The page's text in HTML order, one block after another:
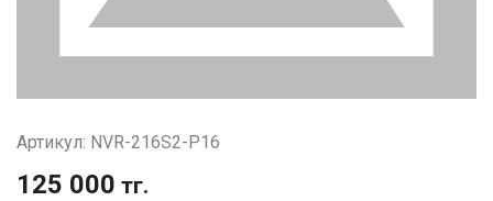
Артикул: NVR-216S2-P16
125 000 тг.